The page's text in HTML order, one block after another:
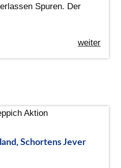
Spuren. Der
weiter
Schortens Jever